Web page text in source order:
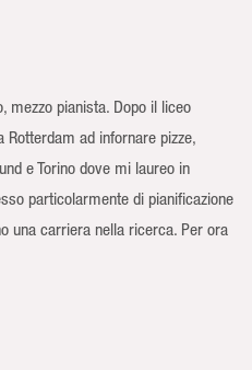
mezzo pianista. Dopo il liceo
ad infornare pizze,
e Torino dove mi laureo in
particolarmente di pianificazione
una carriera nella ricerca. Per ora